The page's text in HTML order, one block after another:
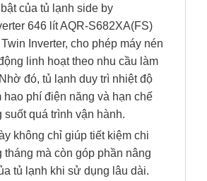
của tủ lạnh side by
646 lít AQR-S682XA(FS)
Inverter, cho phép máy nén
linh hoạt theo nhu cầu làm
đó, tủ lạnh duy trì nhiệt độ
hao phí điện năng và hạn chế
suốt quá trình vận hành.
không chỉ giúp tiết kiệm chi
tháng mà còn góp phần nâng
tủ lạnh khi sử dụng lâu dài.